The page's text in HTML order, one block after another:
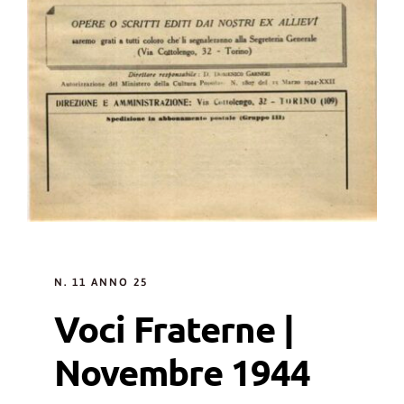
N. 11 ANNO 25
Voci Fraterne |
Novembre 1944